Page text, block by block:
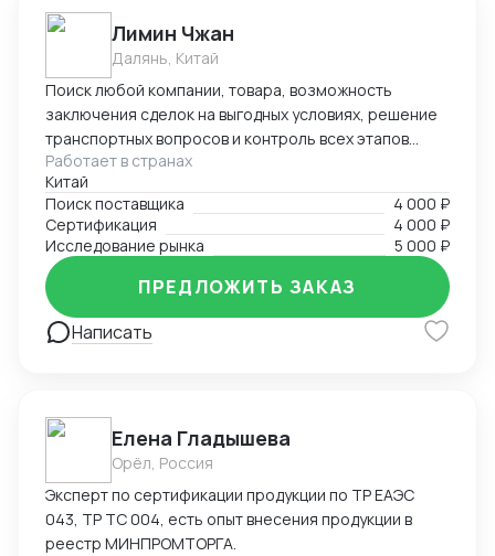
заводами о сроках производства, недочетах,
платежах. Также имею опыт работы в эскортных
отгрузках, оформлении сертификата
происхождения (СТ-1). Могу помочь в подготовке
документации для его получения, а также
заполнении заявления Буду рада дальнейшему
сотрудничеству! Спасибо за уделенное время! С
уважением, Виолетта .
Лимин Чжан
Далянь, Китай
Поиск любой компании, товара, возможность
заключения сделок на выгодных условиях, решение
транспортных вопросов и контроль всех этапов
сотрудничества с иностранными партнерами.
Работает в странах
Китай
Поиск поставщика
4 000 ₽
Сертификация
4 000 ₽
Исследование рынка
5 000 ₽
Написать
ПРЕДЛОЖИТЬ ЗАКАЗ
Елена Гладышева
Орёл, Россия
Эксперт по сертификации продукции по ТР ЕАЭС
043, ТР ТС 004, есть опыт внесения продукции в
реестр МИНПРОМТОРГА.